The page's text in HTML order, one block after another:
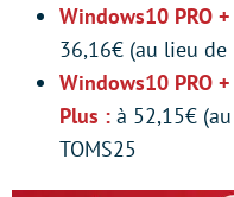
Windows10 PRO
36,16€ (au lieu de
Windows10 PRO
Plus : à 52,15€
TOMS25